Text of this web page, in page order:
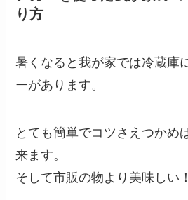
り方
暑くなると我が家では冷蔵庫
ーがあります。
とても簡単でコツさえつかめ
来ます。
そして市販の物より美味しい！